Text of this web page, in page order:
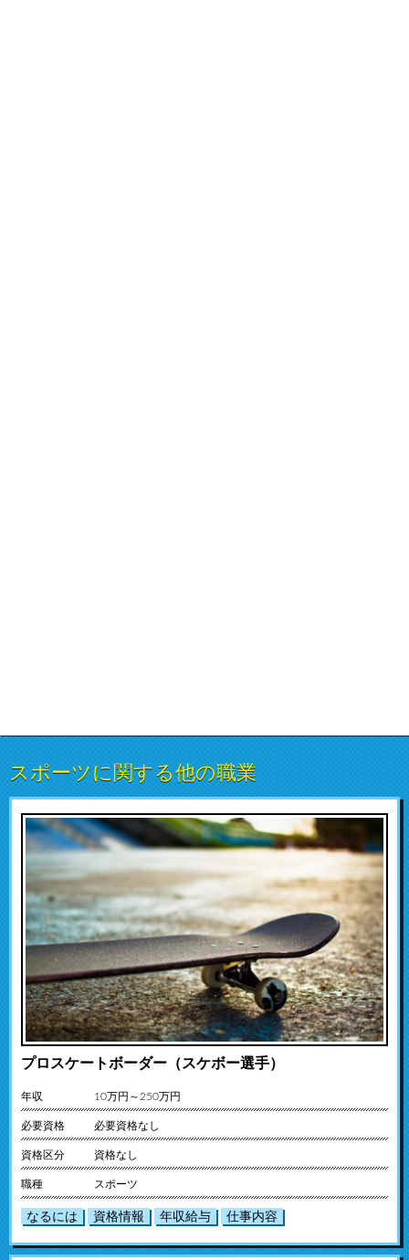
スポーツに関する他の職業
プロスケートボーダー（スケボー選手）
年収 10万円～250万円
必要資格 必要資格なし
資格区分 資格なし
職種 スポーツ
なるには 資格情報 年収給与 仕事内容